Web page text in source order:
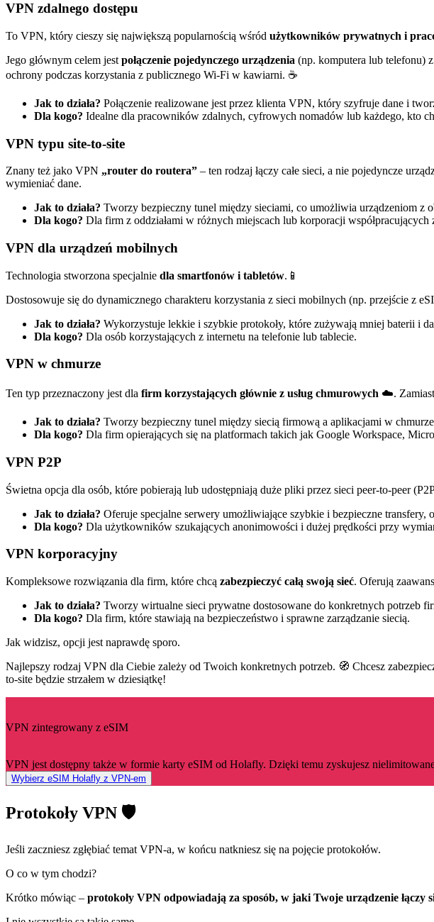
VPN zdalnego dostępu
To VPN, który cieszy się największą popularnością wśród użytkowników prywatnych i
Jego głównym celem jest połączenie pojedynczego urządzenia (np. komputera lub telefonu)
ochrony podczas korzystania z publicznego Wi-Fi w kawiarni. ☕
Jak to działa? Połączenie realizowane jest przez klienta VPN, który szyfruje dane i
Dla kogo? Idealne dla pracowników zdalnych, cyfrowych nomadów lub każdego, kto
VPN typu site-to-site
Znany też jako VPN „router do routera” – ten rodzaj łączy całe sieci, a nie pojedyncze
wymieniać dane.
Jak to działa? Tworzy bezpieczny tunel między sieciami, co umożliwia urządzeniom z
Dla kogo? Dla firm z oddziałami w różnych miejscach lub korporacji współpracujących
VPN dla urządzeń mobilnych
Technologia stworzona specjalnie dla smartfonów i tabletów.📱
Dostosowuje się do dynamicznego charakteru korzystania z sieci mobilnych (np. przejście z
Jak to działa? Wykorzystuje lekkie i szybkie protokoły, które zużywają mniej baterii i
Dla kogo? Dla osób korzystających z internetu na telefonie lub tablecie.
VPN w chmurze
Ten typ przeznaczony jest dla firm korzystających głównie z usług chmurowych ☁️. Zamiast
Jak to działa? Tworzy bezpieczny tunel między siecią firmową a aplikacjami w
Dla kogo? Dla firm opierających się na platformach takich jak Google Workspace,
VPN P2P
Świetna opcja dla osób, które pobierają lub udostępniają duże pliki przez sieci peer-to-peer
Jak to działa? Oferuje specjalne serwery umożliwiające szybkie i bezpieczne transfery,
Dla kogo? Dla użytkowników szukających anonimowości i dużej prędkości przy
VPN korporacyjny
Kompleksowe rozwiązania dla firm, które chcą zabezpieczyć całą swoją sieć. Oferują
Jak to działa? Tworzy wirtualne sieci prywatne dostosowane do konkretnych potrzeb
Dla kogo? Dla firm, które stawiają na bezpieczeństwo i sprawne zarządzanie siecią.
Jak widzisz, opcji jest naprawdę sporo.
Najlepszy rodzaj VPN dla Ciebie zależy od Twoich konkretnych potrzeb. 🧭 Chcesz
to-site będzie strzałem w dziesiątkę!
VPN zintegrowany z eSIM
VPN jest dostępny także w formie karty eSIM od Holafly. Dzięki temu zyskujesz
Wybierz eSIM Holafly z VPN-em
Protokoły VPN 🛡️
Jeśli zaczniesz zgłębiać temat VPN-a, w końcu natkniesz się na pojęcie protokołów.
O co w tym chodzi?
Krótko mówiąc – protokoły VPN odpowiadają za sposób, w jaki Twoje urządzenie łączy